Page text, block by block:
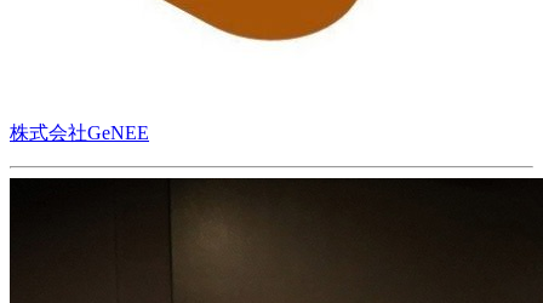
株式会社GeNEE